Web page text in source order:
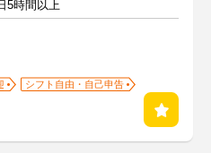
5時間以上
シフト自由・自己申告